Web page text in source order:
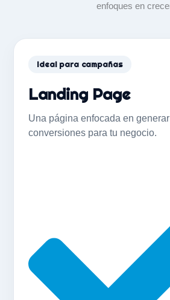
enfoques en
Ideal para campañas
Landing Page
Una página enfocada en
conversiones para tu negocio.